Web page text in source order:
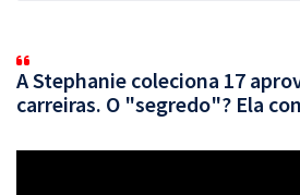
A Stephanie coleciona 17
carreiras. O "segredo"? Ela